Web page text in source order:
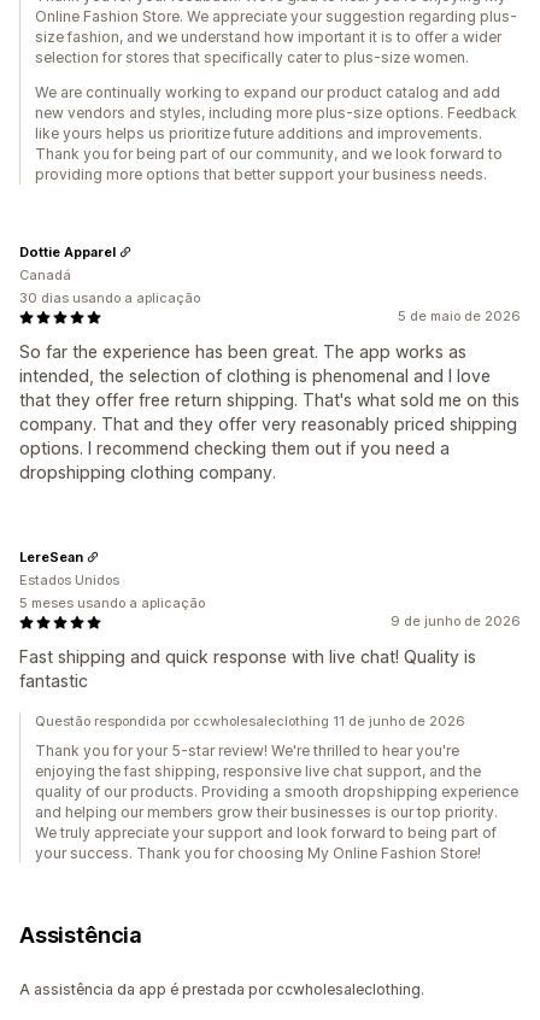
Online Fashion Store. We appreciate your suggestion regarding plus-
size fashion, and we understand how important it is to offer a wider
selection for stores that specifically cater to plus-size women.
We are continually working to expand our product catalog and add
new vendors and styles, including more plus-size options. Feedback
like yours helps us prioritize future additions and improvements.
Thank you for being part of our community, and we look forward to
providing more options that better support your business needs.
5 de maio de 2026
So far the experience has been great. The app works as
intended, the selection of clothing is phenomenal and I love
that they offer free return shipping. That's what sold me on this
company. That and they offer very reasonably priced shipping
options. I recommend checking them out if you need a
dropshipping clothing company.
Dottie Apparel
Canadá
30 dias usando a aplicação
9 de junho de 2026
Fast shipping and quick response with live chat! Quality is
fantastic
LereSean
Estados Unidos
5 meses usando a aplicação
Questão respondida por ccwholesaleclothing 11 de junho de 2026
Thank you for your 5-star review! We're thrilled to hear you're
enjoying the fast shipping, responsive live chat support, and the
quality of our products. Providing a smooth dropshipping experience
and helping our members grow their businesses is our top priority.
We truly appreciate your support and look forward to being part of
your success. Thank you for choosing My Online Fashion Store!
Assistência
A assistência da app é prestada por ccwholesaleclothing.